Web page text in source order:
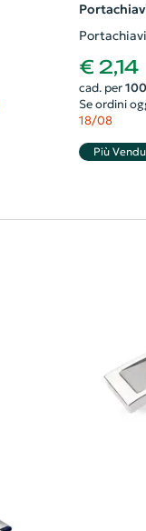
€ 2,14
cad. per 100
Se ordini
18/08
Più